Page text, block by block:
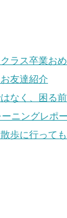
ラス卒業おめ
友達紹介
なく、困る
ニングレポ
歩に行っても